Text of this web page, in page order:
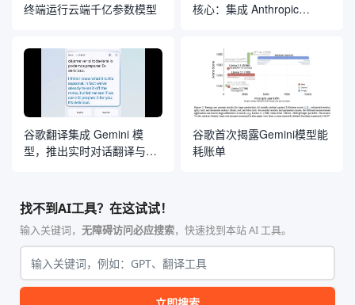
终端运行云端千亿参数模型
核心：集成 Anthropic
谷歌翻译集成 Gemini 模
型，推出实时对话翻译与定
谷歌首次揭露Gemini模型能
耗账单
找不到AI工具？在这试试！
输入关键词， 无障碍访问必应搜索，快速找到本站 AI 工具。